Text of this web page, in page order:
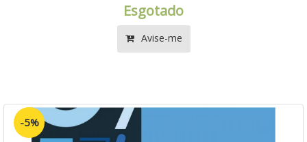
Esgotado
Avise-me
-5%